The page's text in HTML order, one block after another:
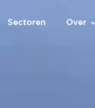
Sectoren Over